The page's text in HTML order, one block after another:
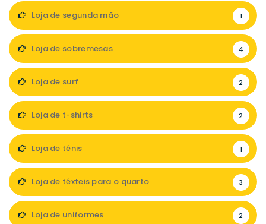
Loja de segunda mão 1
Loja de sobremesas 4
Loja de surf 2
Loja de t-shirts 2
Loja de ténis 1
Loja de têxteis para o quarto 3
Loja de uniformes 2